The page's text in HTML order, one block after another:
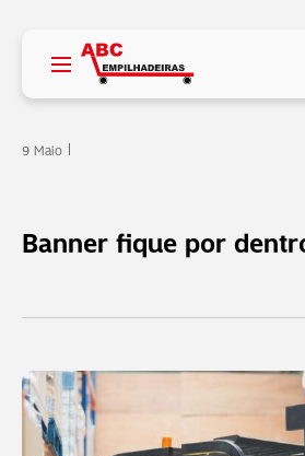
9 Maio
Banner fique por